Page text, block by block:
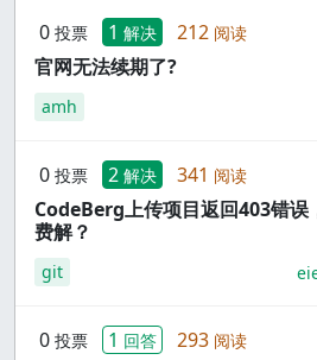
0 投票 1 解决 212 阅读
官网无法续期了?
amh
0 投票 2 解决 341 阅读
CodeBerg上传项目返回403错误
费解？
git
0 投票 1 回答 293 阅读